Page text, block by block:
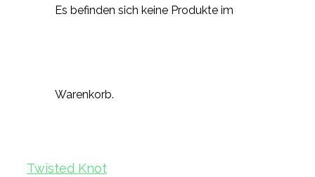
Es befinden sich keine Produkte im
Warenkorb.
Twisted Knot